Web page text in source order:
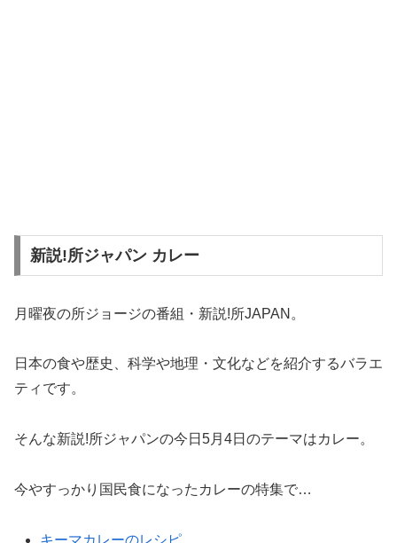
新説!所ジャパン カレー
月曜夜の所ジョージの番組・新説!所JAPAN。
日本の食や歴史、科学や地理・文化などを紹介するバラエ
ティです。
そんな新説!所ジャパンの今日5月4日のテーマはカレー。
今やすっかり国民食になったカレーの特集で…
キーマカレーのレシピ